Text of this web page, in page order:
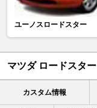
ユーノスロードスター
マツダ ロードスター
カスタム情報